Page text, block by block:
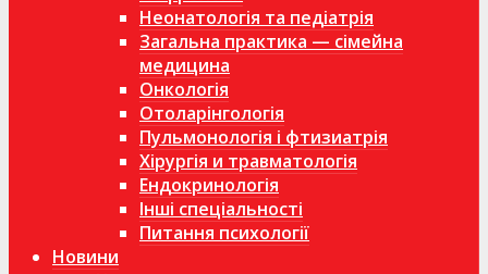
Неонатологія та педіатрія
Загальна практика — сімейна
медицина
Онкологія
Отоларінгологія
Пульмонологія і фтизиатрія
Хірургія и травматологія
Ендокринологія
Інші спеціальності
Питання психології
Новини